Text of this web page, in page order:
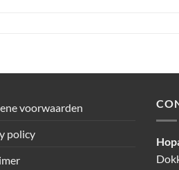
voorwaarden
policy